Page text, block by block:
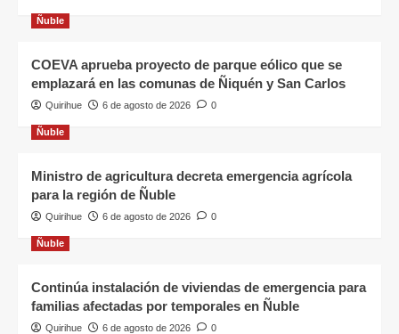
Ñuble
COEVA aprueba proyecto de parque eólico que se
emplazará en las comunas de Ñiquén y San Carlos
Quirihue 6 de agosto de 2026 0
Ñuble
Ministro de agricultura decreta emergencia agrícola
para la región de Ñuble
Quirihue 6 de agosto de 2026 0
Ñuble
Continúa instalación de viviendas de emergencia para
familias afectadas por temporales en Ñuble
Quirihue 6 de agosto de 2026 0